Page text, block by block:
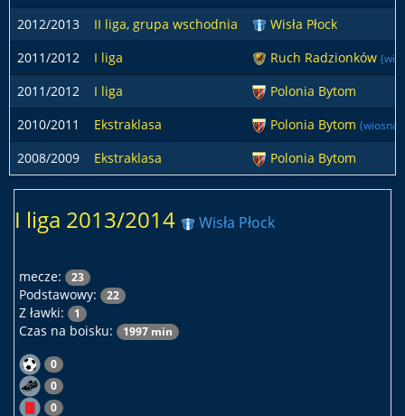
2012/2013
II liga, grupa wschodnia
Wisła Płock
2011/2012
I liga Ruch Radzionków
2011/2012 I liga
Polonia Bytom
2010/2011
Ekstraklasa Polonia Bytom (wiosna)
2008/2009 Ekstraklasa Polonia Bytom
I liga 2013/2014 Wisła Płock
mecze: 23
Podstawowy: 22
Z ławki: 1
Czas na boisku: 1997 min
0
0
0